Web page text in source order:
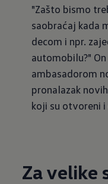
"Zašto bismo
saobraćaj kada
decom i npr.
automobilu?"
ambasadorom
pronalazak
koji su otvoreni
Za velike